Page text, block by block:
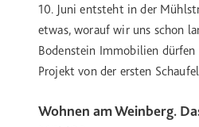
10. Juni entsteht in der
etwas, worauf wir uns schon
Bodenstein Immobilien dürfen
Projekt von der ersten
Wohnen am Weinberg.